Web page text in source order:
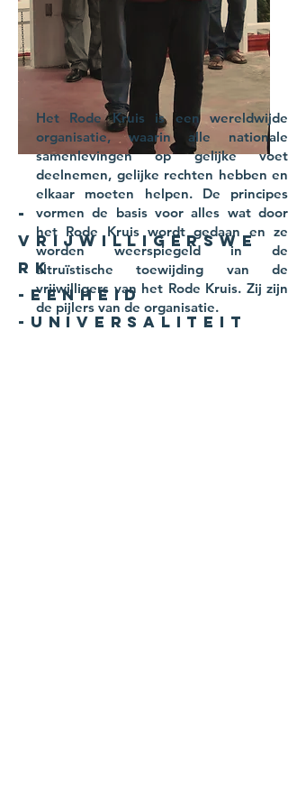
Het Rode Kruis is een wereldwijde
organisatie, waarin alle nationale
samenlevingen op gelijke voet
deelnemen, gelijke rechten hebben en
elkaar moeten helpen. De principes
vormen de basis voor alles wat door
het Rode Kruis wordt gedaan en ze
worden weerspiegeld in de
altruïstische toewijding van de
vrijwilligers van het Rode Kruis. Zij zijn
de pijlers van de organisatie.
-
Vrijwilligerswe
rk
-Eenheid
-Universaliteit